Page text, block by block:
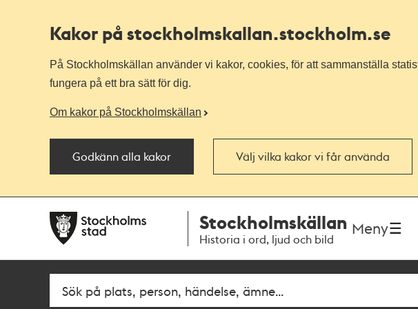
Kakor på stockholmskallan.stockholm.se
På Stockholmskällan använder vi kakor, cookies, för att sammanställa
fungera på ett bra sätt för dig.
Om kakor på Stockholmskällan
Godkänn alla kakor Välj vilka kakor vi får använda
navigationen
huvudinnehållet
Stockholmskällan
Historia i ord, ljud och bild
Meny
Fritextsök